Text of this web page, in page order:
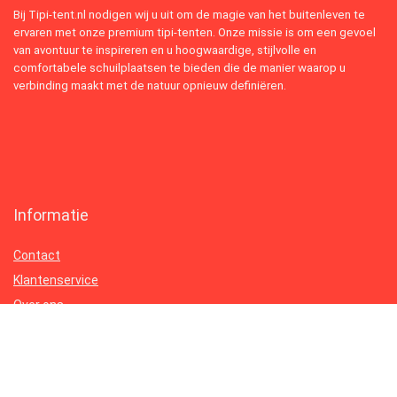
Bij Tipi-tent.nl nodigen wij u uit om de magie van het buitenleven te
ervaren met onze premium tipi-tenten. Onze missie is om een gevoel
van avontuur te inspireren en u hoogwaardige, stijlvolle en
comfortabele schuilplaatsen te bieden die de manier waarop u
verbinding maakt met de natuur opnieuw definiëren.
Informatie
Contact
Klantenservice
Over ons